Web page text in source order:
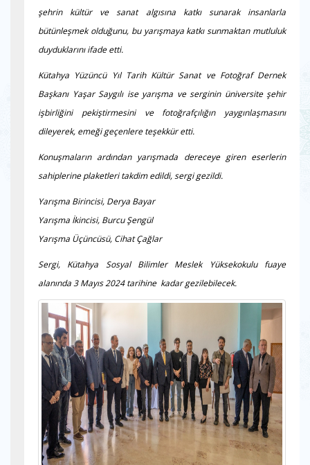
şehrin kültür ve sanat algısına katkı sunarak insanlarla
bütünleşmek olduğunu, bu yarışmaya katkı sunmaktan mutluluk
duyduklarını ifade etti.
Kütahya Yüzüncü Yıl Tarih Kültür Sanat ve Fotoğraf Dernek
Başkanı Yaşar Saygılı ise yarışma ve serginin üniversite şehir
işbirliğini pekiştirmesini ve fotoğrafçılığın yaygınlaşmasını
dileyerek, emeği geçenlere teşekkür etti.
Konuşmaların ardından yarışmada dereceye giren eserlerin
sahiplerine plaketleri takdim edildi, sergi gezildi.
Yarışma Birincisi, Derya Bayar
Yarışma İkincisi, Burcu Şengül
Yarışma Üçüncüsü, Cihat Çağlar
Sergi, Kütahya Sosyal Bilimler Meslek Yüksekokulu fuaye
alanında 3 Mayıs 2024 tarihine kadar gezilebilecek.